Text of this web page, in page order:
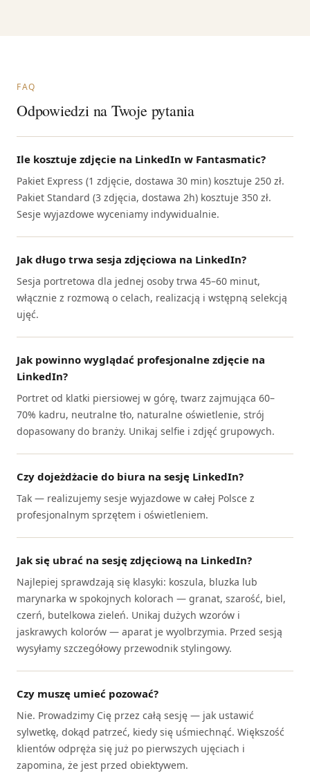
FAQ
Odpowiedzi na Twoje pytania
Ile kosztuje zdjęcie na LinkedIn w Fantasmatic?
Pakiet Express (1 zdjęcie, dostawa 30 min) kosztuje 250 zł.
Pakiet Standard (3 zdjęcia, dostawa 2h) kosztuje 350 zł.
Sesje wyjazdowe wyceniamy indywidualnie.
Jak długo trwa sesja zdjęciowa na LinkedIn?
Sesja portretowa dla jednej osoby trwa 45–60 minut,
włącznie z rozmową o celach, realizacją i wstępną selekcją
ujęć.
Jak powinno wyglądać profesjonalne zdjęcie na
LinkedIn?
Portret od klatki piersiowej w górę, twarz zajmująca 60–
70% kadru, neutralne tło, naturalne oświetlenie, strój
dopasowany do branży. Unikaj selfie i zdjęć grupowych.
Czy dojeżdżacie do biura na sesję LinkedIn?
Tak — realizujemy sesje wyjazdowe w całej Polsce z
profesjonalnym sprzętem i oświetleniem.
Jak się ubrać na sesję zdjęciową na LinkedIn?
Najlepiej sprawdzają się klasyki: koszula, bluzka lub
marynarka w spokojnych kolorach — granat, szarość, biel,
czerń, butelkowa zieleń. Unikaj dużych wzorów i
jaskrawych kolorów — aparat je wyolbrzymia. Przed sesją
wysyłamy szczegółowy przewodnik stylingowy.
Czy muszę umieć pozować?
Nie. Prowadzimy Cię przez całą sesję — jak ustawić
sylwetkę, dokąd patrzeć, kiedy się uśmiechnąć. Większość
klientów odpręża się już po pierwszych ujęciach i
zapomina, że jest przed obiektywem.